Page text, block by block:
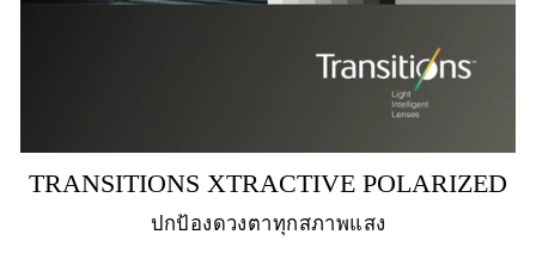
TRANSITIONS XTRACTIVE POLARIZED
ปกป้องดวงตาทุกสภาพแสง